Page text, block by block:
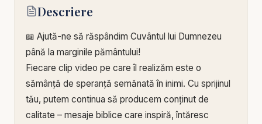
Descriere
📖 Ajută-ne să răspândim Cuvântul lui Dumnezeu
până la marginile pământului!
Fiecare clip video pe care îl realizăm este o
sămânță de speranță semănată în inimi. Cu sprijinul
tău, putem continua să producem conținut de
calitate – mesaje biblice care inspiră, întăresc